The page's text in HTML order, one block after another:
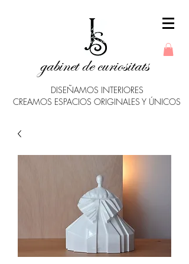
gabinet de curiositats
DISEÑAMOS INTERIORES
CREAMOS ESPACIOS ORIGINALES Y ÚNICOS